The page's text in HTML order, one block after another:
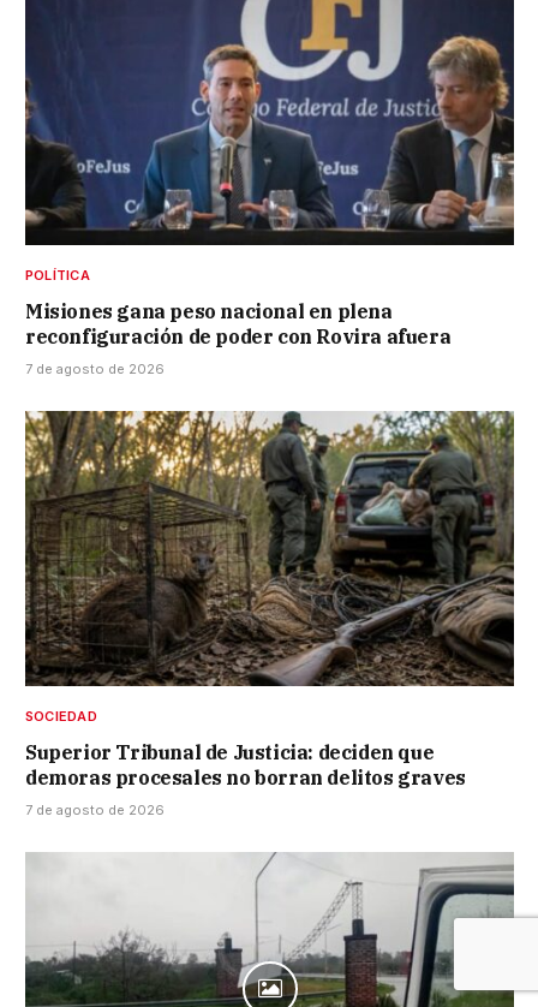
POLÍTICA
Misiones gana peso nacional en plena
reconfiguración de poder con Rovira afuera
7 de agosto de 2026
SOCIEDAD
Superior Tribunal de Justicia: deciden que
demoras procesales no borran delitos graves
7 de agosto de 2026